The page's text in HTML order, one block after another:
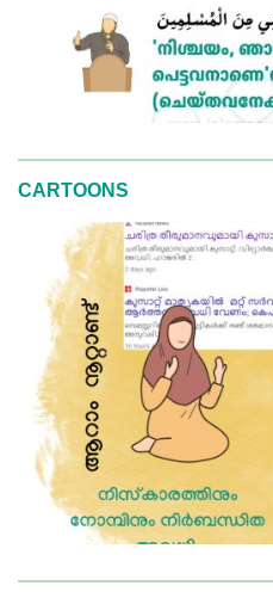
CARTOONS